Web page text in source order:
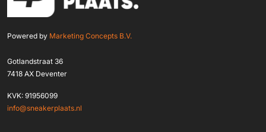
Powered by Marketing Concepts B.V.
Gotlandstraat 36
7418 AX Deventer
KVK: 91956099
info@sneakerplaats.nl